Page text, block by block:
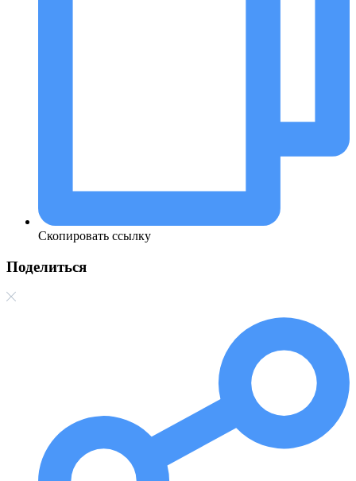
Скопировать ссылку
Поделиться